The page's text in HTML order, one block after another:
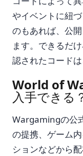
やイベントに紐
のもあれば、公
ます。できるだ
認されたコード
World of
入手できる
Wargamingの公
の提携、ゲーム
ションなどから